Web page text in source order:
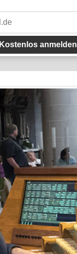
Kostenlos anmelden